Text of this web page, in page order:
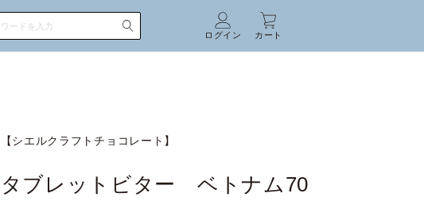
ログイン カート
【シエルクラフトチョコレート】
タブレットビター ベトナム70